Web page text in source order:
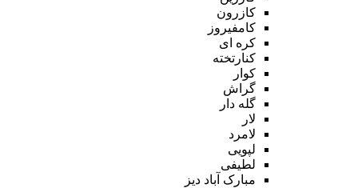
کازرون
کامفیروز
کره ای
کنارتخته
کوار
گراش
گله دار
لار
لامرد
لپویی
لطیفی
مبارک آباد دیز